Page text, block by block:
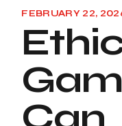
FEBRUARY 22,